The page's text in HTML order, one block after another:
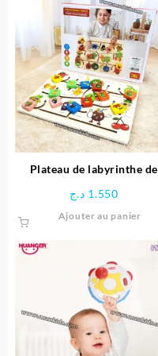
Plateau de labyrinthe de
Space Boy
1.550 د.ج
Ajouter au panier